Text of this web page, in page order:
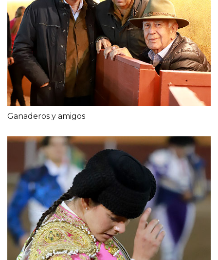
Ganaderos y amigos